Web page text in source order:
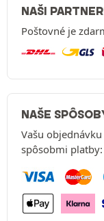
NAŠI
Poštovné je
NAŠE
Vašu
spôsobmi platby: